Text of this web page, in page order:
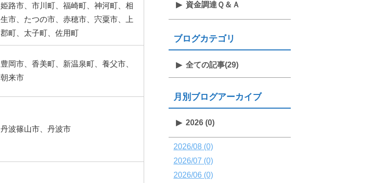
姫路市、市川町、福崎町、神河町、相
生市、たつの市、赤穂市、宍粟市、上
郡町、太子町、佐用町
豊岡市、香美町、新温泉町、養父市、
朝来市
丹波篠山市、丹波市
資金調達Ｑ＆Ａ
ブログカテゴリ
全ての記事(29)
月別ブログアーカイブ
2026 (0)
2026/08 (0)
2026/07 (0)
2026/06 (0)